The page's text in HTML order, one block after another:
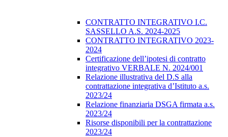
CONTRATTO INTEGRATIVO I.C.
SASSELLO A.S. 2024-2025
CONTRATTO INTEGRATIVO 2023-
2024
Certificazione dell’ipotesi di contratto
integrativo VERBALE N. 2024/001
Relazione illustrativa del D.S alla
contrattazione integrativa d’Istituto a.s.
2023/24
Relazione finanziaria DSGA firmata a.s.
2023/24
Risorse disponibili per la contrattazione
2023/24